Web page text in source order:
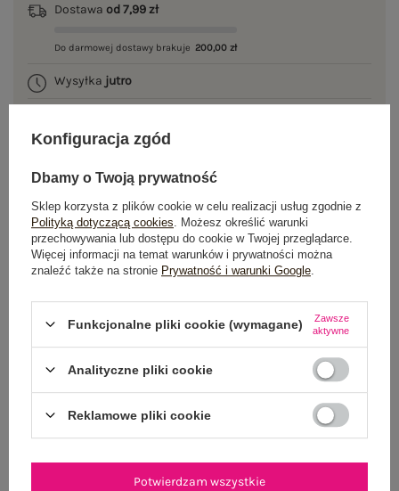
Dostawa od 7,99 zł
Do darmowej dostawy brakuje 200,00 zł
Wysyłka jutro
GŁÓWNE PARAMETRY
WYSYŁKA I DOSTAWA
ZWROTY I REKLAMACJE
OSTATNIO OGLĄDANE
Zobacz wszystko
Konfiguracja zgód
Dbamy o Twoją prywatność
Sklep korzysta z plików cookie w celu realizacji usług zgodnie z
Polityką dotyczącą cookies . Możesz określić warunki
przechowywania lub dostępu do cookie w Twojej przeglądarce.
Więcej informacji na temat warunków i prywatności można
znaleźć także na stronie Prywatność i warunki Google
Funkcjonalne pliki cookie (wymagane)
Zawsze
aktywne
Analityczne pliki cookie
Reklamowe pliki cookie
Potwierdzam wszystkie